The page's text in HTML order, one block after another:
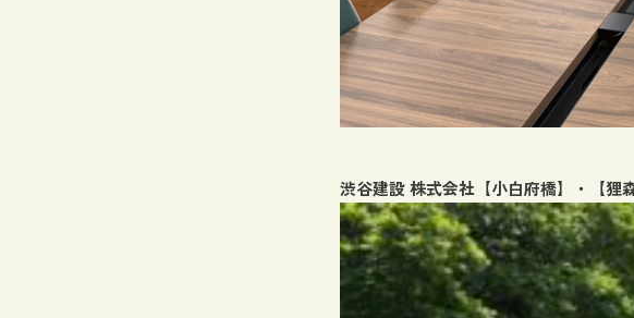
渋谷建設 株式会社【小白府橋】・【狸